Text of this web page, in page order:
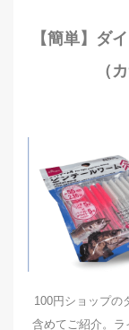
【簡単】ダ
（
100円ショップの
含めてご紹介。